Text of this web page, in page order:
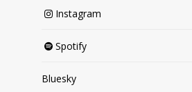
Instagram
Spotify
Bluesky